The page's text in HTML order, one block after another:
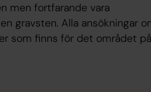
men fortfarande vara
gravsten. Alla ansökningar
som finns för det området